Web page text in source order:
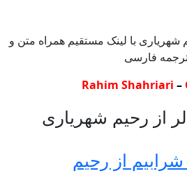
شهریاری با لینک مستقیم همراه متن و
فارسی
Rahim Shahriari –
شرابیم از رحیم